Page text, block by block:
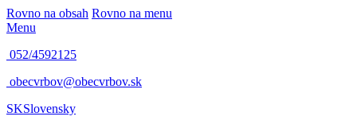
Rovno na obsah Rovno na menu
Menu
052/4592125
obecvrbov@obecvrbov.sk
SKSlovensky